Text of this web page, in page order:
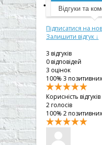
Відгуки та
Підписатися на
Залишити відгук ↓
3 відгуків
0відповідей
3 оцінок
100% 3 позитивних
Корисність відгуків
2голосів
100% 2 позитивних